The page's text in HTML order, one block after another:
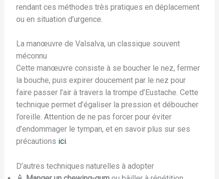
rendant ces méthodes très pratiques en déplacement
ou en situation d’urgence.
La manœuvre de Valsalva, un classique souvent
méconnu
Cette manœuvre consiste à se boucher le nez, fermer
la bouche, puis expirer doucement par le nez pour
faire passer l’air à travers la trompe d’Eustache. Cette
technique permet d’égaliser la pression et déboucher
l’oreille. Attention de ne pas forcer pour éviter
d’endommager le tympan, et en savoir plus sur ses
précautions ici.
D’autres techniques naturelles à adopter